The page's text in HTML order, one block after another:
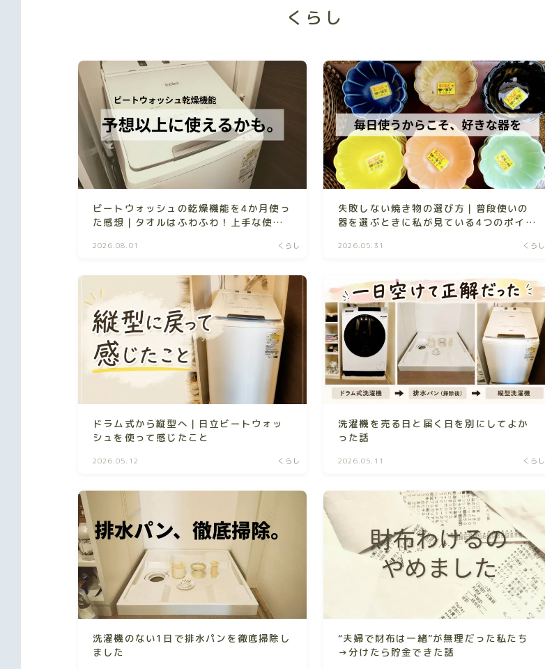
くらし
ビートウォッシュの乾燥機能を4か月使っ
た感想｜タオルはふわふわ！上手な使い
2026.08.01 くらし
失敗しない焼き物の選び方｜普段使いの
器を選ぶときに私が見ている4つのポイン
2026.05.31 くらし
ドラム式から縦型へ｜日立ビートウォッ
シュを使って感じたこと
2026.05.12 くらし
洗濯機を売る日と届く日を別にしてよか
った話
2026.05.11 くらし
洗濯機のない1日で排水パンを徹底掃除し
ました
“夫婦で財布は一緒”が無理だった私たち
→分けたら貯金できた話